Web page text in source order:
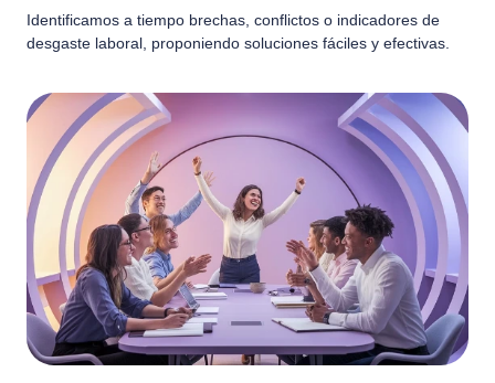
Identificamos a tiempo brechas, conflictos o indicadores de
desgaste laboral, proponiendo soluciones fáciles y efectivas.